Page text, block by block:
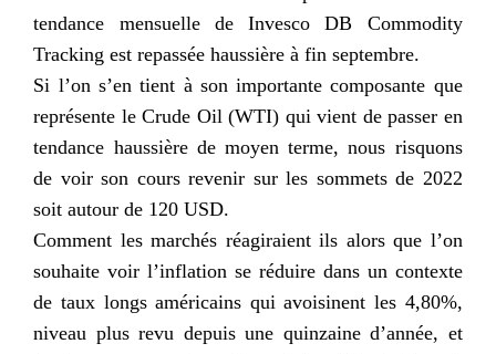
tendance mensuelle de Invesco DB Commodity
Tracking est repassée haussière à fin septembre.
Si l’on s’en tient à son importante composante que
représente le Crude Oil (WTI) qui vient de passer en
tendance haussière de moyen terme, nous risquons
de voir son cours revenir sur les sommets de 2022
soit autour de 120 USD.
Comment les marchés réagiraient ils alors que l’on
souhaite voir l’inflation se réduire dans un contexte
de taux longs américains qui avoisinent les 4,80%,
niveau plus revu depuis une quinzaine d’année, et